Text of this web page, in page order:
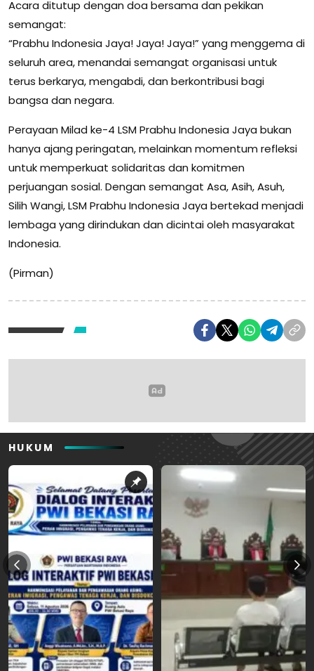
Acara ditutup dengan doa bersama dan pekikan
semangat:
“Prabhu Indonesia Jaya! Jaya! Jaya!” yang menggema di
seluruh area, menandai semangat organisasi untuk
terus berkarya, mengabdi, dan berkontribusi bagi
bangsa dan negara.
Perayaan Milad ke-4 LSM Prabhu Indonesia Jaya bukan
hanya ajang peringatan, melainkan momentum refleksi
untuk memperkuat solidaritas dan komitmen
perjuangan sosial. Dengan semangat Asa, Asih, Asuh,
Silih Wangi, LSM Prabhu Indonesia Jaya bertekad menjadi
lembaga yang dirindukan dan dicintai oleh masyarakat
Indonesia.
(Pirman)
HUKUM